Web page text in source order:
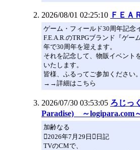
2026/08/01 02:25:10 ＦＥＡ
ゲーム・フィールド30周年記念
F.E.A.R.のTRPGブランド『ゲー
年で30周年を迎えます。
それを記念して、物販イベント
いたします。
皆様、ふるってご参加ください。
→→詳細はこちら
2026/07/30 03:53:05 ろじっ
Paradise) ～logipara.com
加齢なる
2026年7月29日日記
TVのCMで、